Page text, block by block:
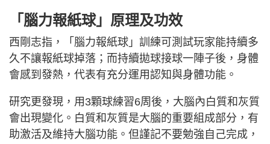
「腦力報紙球」原理及功效
西剛志指，「腦力報紙球」訓練可測試玩家能持續多
久不讓報紙球掉落；而持續拋球接球一陣子後，身體
會感到發熱，代表有充分運用認知與身體功能。
研究更發現，用3顆球練習6周後，大腦內白質和灰質
會出現變化。白質和灰質是大腦的重要組成部分，有
助激活及維持大腦功能。但謹記不要勉強自己完成，